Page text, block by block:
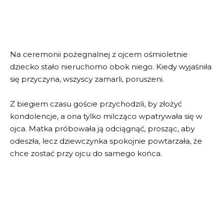
Na ceremonii pożegnalnej z ojcem ośmioletnie
dziecko stało nieruchomo obok niego. Kiedy wyjaśniła
się przyczyna, wszyscy zamarli, poruszeni.
Z biegiem czasu goście przychodzili, by złożyć
kondolencje, a ona tylko milcząco wpatrywała się w
ojca. Matka próbowała ją odciągnąć, prosząc, aby
odeszła, lecz dziewczynka spokojnie powtarzała, że
chce zostać przy ojcu do samego końca.